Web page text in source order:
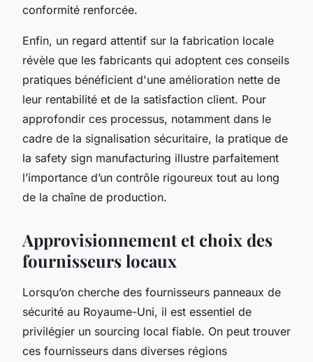
conformité renforcée.
Enfin, un regard attentif sur la fabrication locale
révèle que les fabricants qui adoptent ces conseils
pratiques bénéficient d'une amélioration nette de
leur rentabilité et de la satisfaction client. Pour
approfondir ces processus, notamment dans le
cadre de la signalisation sécuritaire, la pratique de
la safety sign manufacturing illustre parfaitement
l’importance d’un contrôle rigoureux tout au long
de la chaîne de production.
Approvisionnement et choix des
fournisseurs locaux
Lorsqu’on cherche des fournisseurs panneaux de
sécurité au Royaume-Uni, il est essentiel de
privilégier un sourcing local fiable. On peut trouver
ces fournisseurs dans diverses régions